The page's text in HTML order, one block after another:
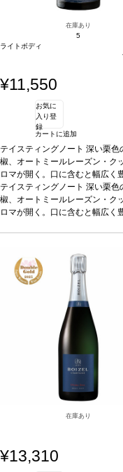
在庫あり
5
ライトボディ
¥11,550
お気に
入り登
録
カートに追加
テイスティングノート 深い栗色
椒、オートミールレーズン・ク
ロマが開く。口に含むと幅広く
ラックチェリー、熟したブルー
な後味は、熟したタンニンと甘
ーク・リブ、中華などと好相性
テイスティングノート 深い栗色
椒、オートミールレーズン・ク
ロマが開く。口に含むと幅広く
ラー*本ヴィンテージが在庫切
次のヴィンテージに変更されま
在庫あり
¥13,310